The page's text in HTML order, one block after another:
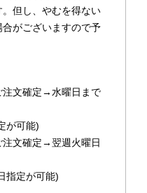
但し、やむを得ない
がございますので予
注文確定→水曜日まで
が可能)
注文確定→翌週火曜日
指定が可能)